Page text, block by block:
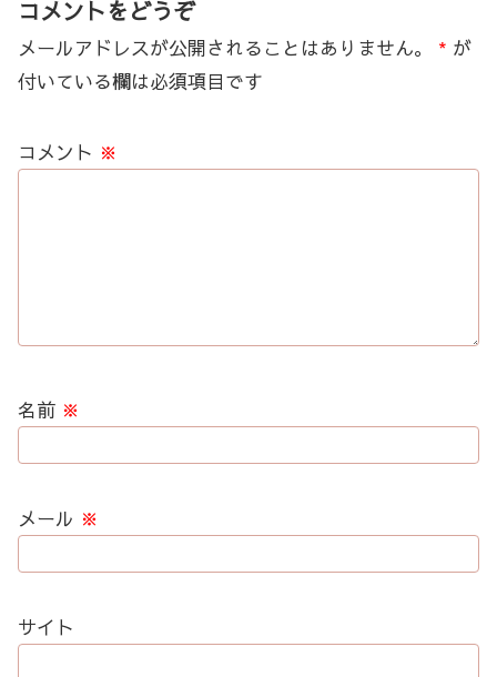
コメントをどうぞ
メールアドレスが公開されることはありません。 * が
付いている欄は必須項目です
コメント ※
名前 ※
メール ※
サイト